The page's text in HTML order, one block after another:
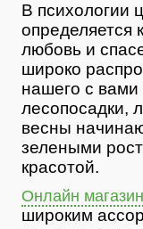
В психологии
определяется
любовь и
широко
нашего с вами
лесопосадки,
весны
зелеными
красотой.
Онлайн
широким